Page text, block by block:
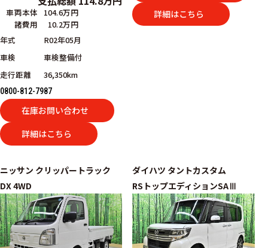
車両本体
104.6万円
諸費用
10.2万円
年式
R02年05月
車検
車検整備付
走行距離
36,350km
0800-812-7987
在庫お問い合わせ
詳細はこちら
詳細はこちら
ニッサン クリッパートラック
DX 4WD
ダイハツ タントカスタム
RSトップエディションSAⅢ